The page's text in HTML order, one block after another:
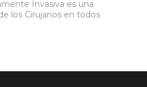
Invasiva es una
los Cirujanos en todos